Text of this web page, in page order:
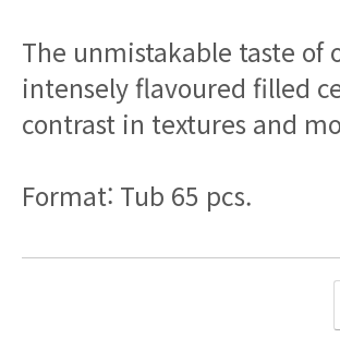
contrast in textures and
Format: Tub 65 pcs.